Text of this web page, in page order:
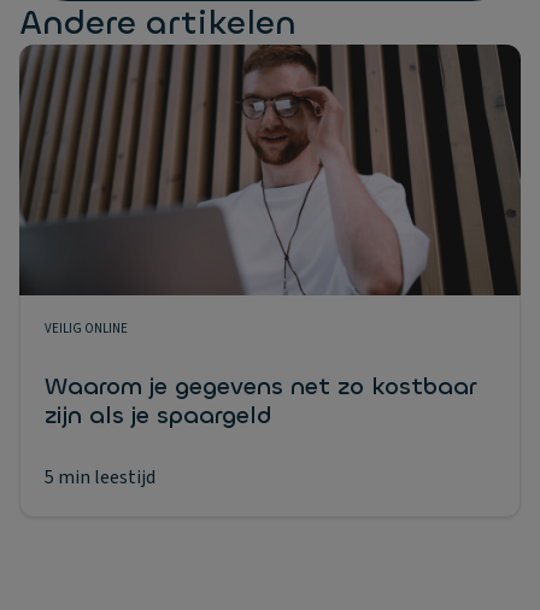
Andere artikelen
VEILIG ONLINE
Waarom je gegevens net zo kostbaar
zijn als je spaargeld
5 min leestijd